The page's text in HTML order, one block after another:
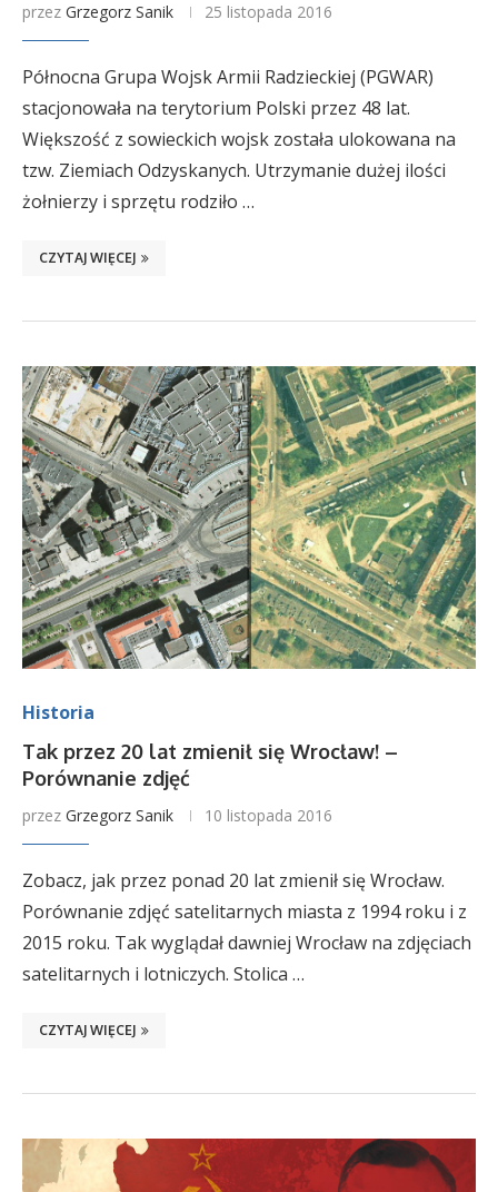
przez Grzegorz Sanik 25 listopada 2016
Północna Grupa Wojsk Armii Radzieckiej (PGWAR)
stacjonowała na terytorium Polski przez 48 lat.
Większość z sowieckich wojsk została ulokowana na
tzw. Ziemiach Odzyskanych. Utrzymanie dużej ilości
żołnierzy i sprzętu rodziło …
CZYTAJ WIĘCEJ
Historia
Tak przez 20 lat zmienił się Wrocław! –
Porównanie zdjęć
przez Grzegorz Sanik 10 listopada 2016
Zobacz, jak przez ponad 20 lat zmienił się Wrocław.
Porównanie zdjęć satelitarnych miasta z 1994 roku i z
2015 roku. Tak wyglądał dawniej Wrocław na zdjęciach
satelitarnych i lotniczych. Stolica …
CZYTAJ WIĘCEJ